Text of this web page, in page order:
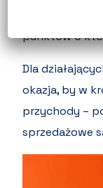
reklam
punktów o
Dla
okazja, by w
przychody –
sprzedażowe